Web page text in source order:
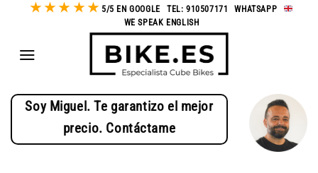
★★ ★ ★★ 5/5 EN GOOGLE TEL: 910507171 -WHATSAPP
WE SPEAK ENGLISH
Soy Miguel. Te garantizo el mejor
precio. Contáctame